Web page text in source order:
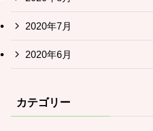
2020年7月
2020年6月
カテゴリー